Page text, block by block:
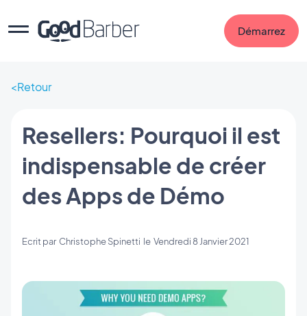
Démarrez
Retour
Resellers: Pourquoi il est
indispensable de créer
des Apps de Démo
Ecrit par Christophe Spinetti le Vendredi 8 Janvier 2021